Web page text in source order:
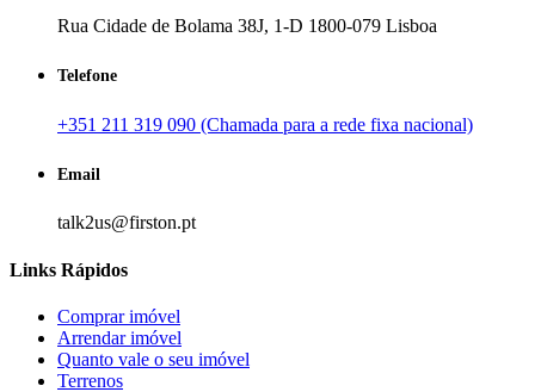
Rua Cidade de Bolama 38J, 1-D 1800-079 Lisboa
Telefone
+351 211 319 090 (Chamada para a rede fixa nacional)
Email
talk2us@firston.pt
Links Rápidos
Comprar imóvel
Arrendar imóvel
Quanto vale o seu imóvel
Terrenos